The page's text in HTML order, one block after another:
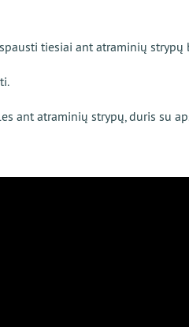
tiesiai ant atraminių
ant atraminių strypų, duris su